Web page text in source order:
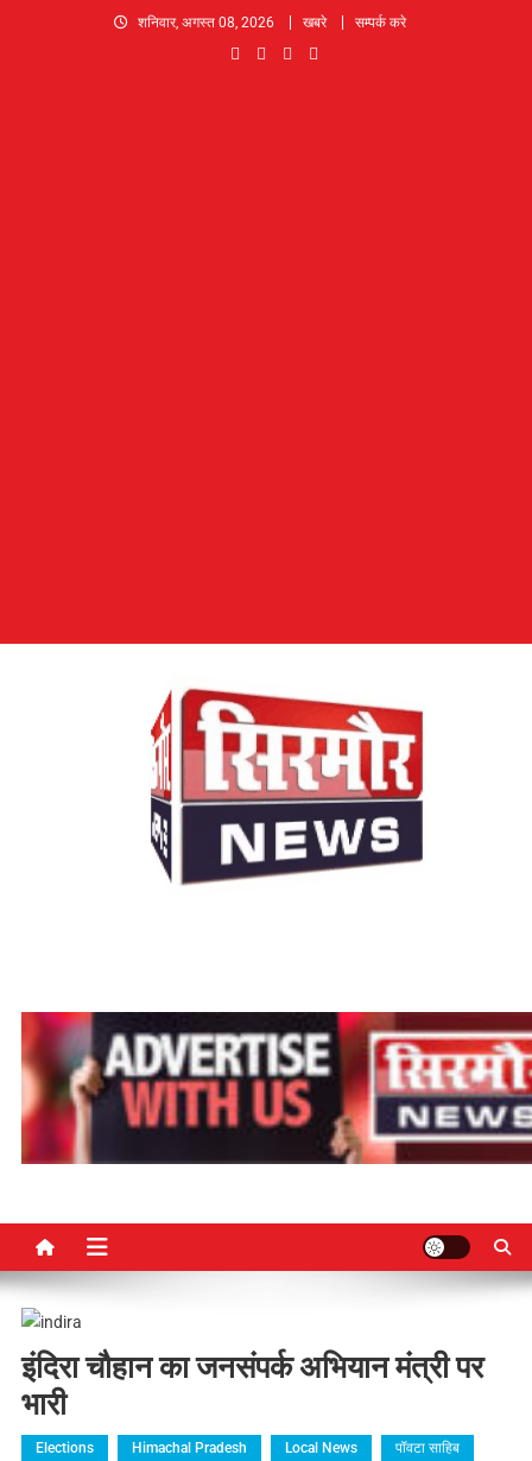
शनिवार, अगस्त 08, 2026 खबरे सम्पर्क करे
इंदिरा चौहान का जनसंपर्क अभियान मंत्री पर
भारी
Elections Himachal Pradesh Local News पॉवटा साहिब